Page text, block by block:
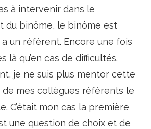
à intervenir dans le
du binôme, le binôme est
un référent. Encore une fois
là qu’en cas de difficultés.
je ne suis plus mentor cette
de mes collègues référents le
C’était mon cas la première
une question de choix et de